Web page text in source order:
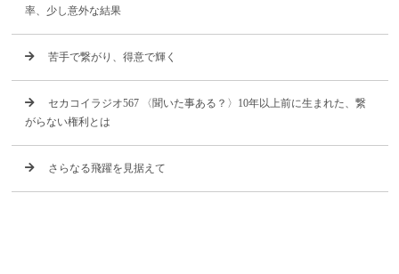
率、少し意外な結果
苦手で繋がり、得意で輝く
セカコイラジオ567 〈聞いた事ある？〉10年以上前に生まれた、繋
がらない権利とは
さらなる飛躍を見据えて